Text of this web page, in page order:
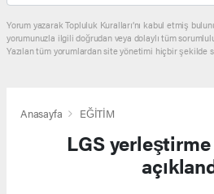
Yorum yazarak Topluluk Kuralları’nı kabul etmiş
yorumunuzla ilgili doğrudan veya dolaylı tüm
Yazılan tüm yorumlardan site yönetimi hiçbir şekilde
Anasayfa EĞİTİM
LGS yerleştirme